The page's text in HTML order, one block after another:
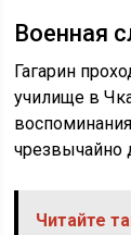
Военная
Гагарин
училище в
чрезвычайно
Читайте